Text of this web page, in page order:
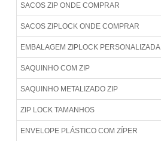
SACOS ZIP ONDE COMPRAR
SACOS ZIPLOCK ONDE COMPRAR
EMBALAGEM ZIPLOCK PERSONALIZADA
SAQUINHO COM ZIP
SAQUINHO METALIZADO ZIP
ZIP LOCK TAMANHOS
ENVELOPE PLÁSTICO COM ZÍPER